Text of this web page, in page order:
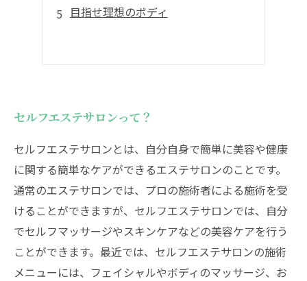
目指せ理想のボディ
セルフエステサロンって？
セルフエステサロンとは、自分自身で簡単に美容や健康
に関する簡単なケアができるエステサロンのことです。
通常のエステサロンでは、プロの施術者による施術を受
けることができますが、セルフエステサロンでは、自分
でセルフマッサージやスキンケアなどの美容ケアを行う
ことができます。最近では、セルフエステサロンの施術
メニューには、フェイシャルやボディのマッサージ、お